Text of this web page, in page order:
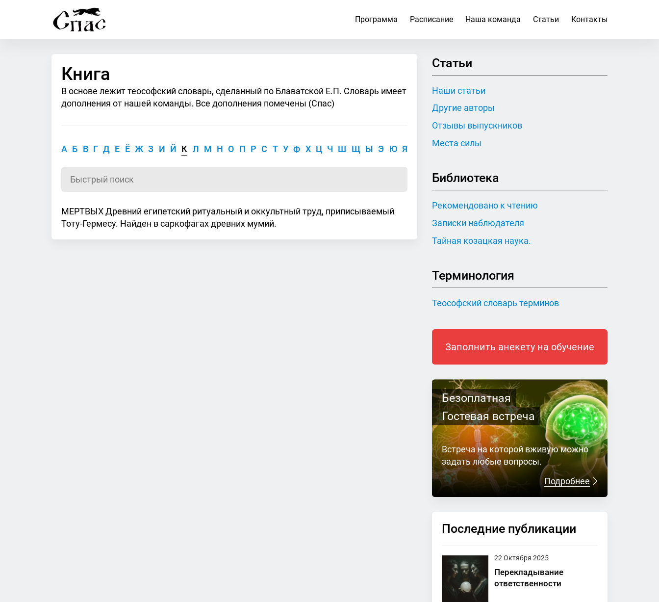
Программа Расписание Наша команда Статьи Контакты
Книга
В основе лежит теософский словарь, сделанный по Блаватской Е.П. Словарь имеет
дополнения от нашей команды. Все дополнения помечены (Спас)
А Б В Г Д Е Ё Ж З И Й К Л М Н О П Р С Т У Ф Х Ц Ч Ш Щ Ы Э Ю Я
МЕРТВЫХ Древний египетский ритуальный и оккультный труд, приписываемый
Тоту-Гермесу. Найден в саркофагах древних мумий.
Статьи
Наши статьи
Другие авторы
Отзывы выпускников
Места силы
Библиотека
Рекомендовано к чтению
Записки наблюдателя
Тайная козацкая наука.
Терминология
Теософский словарь терминов
Заполнить анекету на обучение
Безоплатная
Гостевая встреча
Встреча на которой вживую можно
задать любые вопросы.
Подробнее
Последние публикации
22 Октября 2025
Перекладывание
ответственности